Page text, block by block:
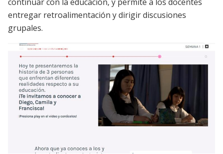
entregar retroalimentación y dirigir discusiones
grupales.